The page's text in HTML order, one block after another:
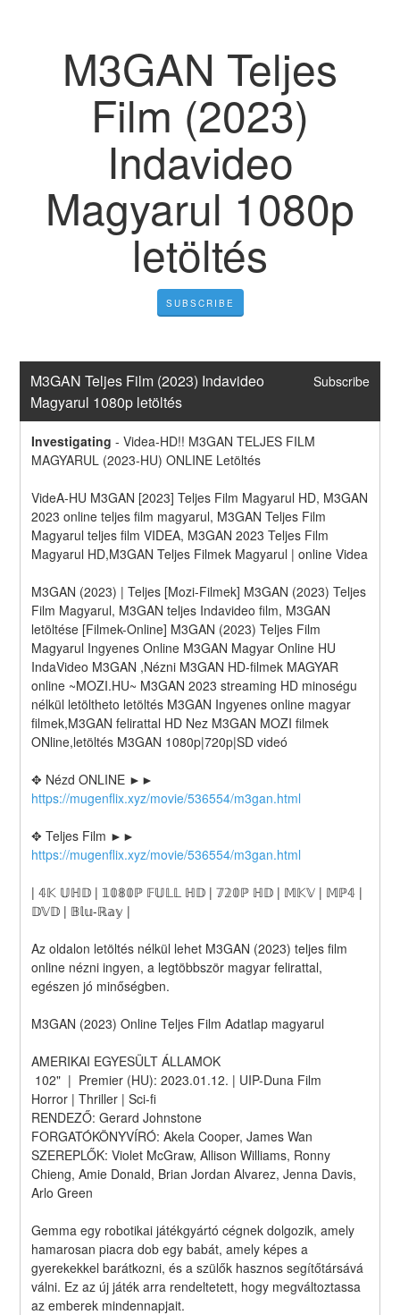
M3GAN Teljes
Film (2023)
Indavideo
Magyarul 1080p
letöltés
SUBSCRIBE
M3GAN Teljes Film (2023) Indavideo
Magyarul 1080p letöltés
Subscribe
Investigating -Videa-HD!! M3GAN TELJES FILM
MAGYARUL (2023-HU) ONLINE Letöltés
VideA-HU M3GAN [2023] Teljes Film Magyarul HD, M3GAN
2023 online teljes film magyarul, M3GAN Teljes Film
Magyarul teljes film VIDEA, M3GAN 2023 Teljes Film
Magyarul HD,M3GAN Teljes Filmek Magyarul | online Videa
M3GAN (2023) | Teljes [Mozi-Filmek] M3GAN (2023) Teljes
Film Magyarul, M3GAN teljes Indavideo film, M3GAN
letöltése [Filmek-Online] M3GAN (2023) Teljes Film
Magyarul Ingyenes Online M3GAN Magyar Online HU
IndaVideo M3GAN ,Nézni M3GAN HD-filmek MAGYAR
online ~MOZI.HU~ M3GAN 2023 streaming HD minoségu
nélkül letöltheto letöltés M3GAN Ingyenes online magyar
filmek,M3GAN felirattal HD Nez M3GAN MOZI filmek
ONline,letöltés M3GAN 1080p|720p|SD videó
https://mugenflix.xyz/movie/536554/m3gan.html
https://mugenflix.xyz/movie/536554/m3gan.html
| 𝟜𝕂 𝕌ℍ𝔻 | 𝟙𝟘𝟠𝟘ℙ 𝔽𝕌𝕃𝕃 ℍ𝔻 | 𝟟𝟚𝟘ℙ ℍ𝔻 | 𝕄𝕂𝕍 | 𝕄ℙ𝟜 |
𝔻𝕍𝔻 | 𝔹𝕝𝕦-ℝ𝕒𝕪 |
Az oldalon letöltés nélkül lehet M3GAN (2023) teljes film
online nézni ingyen, a legtöbbször magyar felirattal,
egészen jó minőségben.
M3GAN (2023) Online Teljes Film Adatlap magyarul
AMERIKAI EGYESÜLT ÁLLAMOK
102"  |  Premier (HU): 2023.01.12. | UIP-Duna Film
Horror | Thriller | Sci-fi
RENDEZŐ: Gerard Johnstone
FORGATÓKÖNYVÍRÓ: Akela Cooper, James Wan
SZEREPLŐK: Violet McGraw, Allison Williams, Ronny
Chieng, Amie Donald, Brian Jordan Alvarez, Jenna Davis,
Arlo Green
Gemma egy robotikai játékgyártó cégnek dolgozik, amely
hamarosan piacra dob egy babát, amely képes a
gyerekekkel barátkozni, és a szülők hasznos segítőtársává
válni. Ez az új játék arra rendeltetett, hogy megváltoztassa
az emberek mindennapjait.